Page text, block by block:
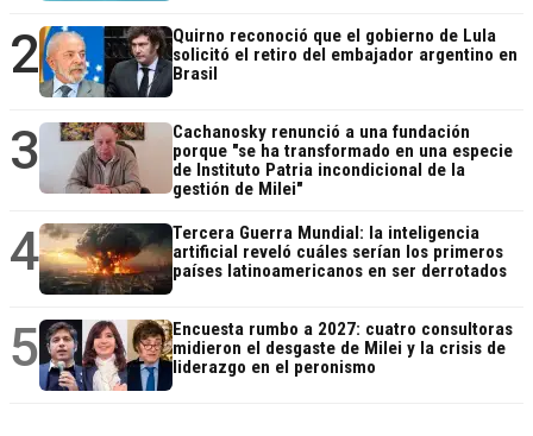
2
Quirno reconoció que el gobierno de Lula
solicitó el retiro del embajador argentino en
Brasil
3
Cachanosky renunció a una fundación
porque "se ha transformado en una especie
de Instituto Patria incondicional de la
gestión de Milei"
4
Tercera Guerra Mundial: la inteligencia
artificial reveló cuáles serían los primeros
países latinoamericanos en ser derrotados
5
Encuesta rumbo a 2027: cuatro consultoras
midieron el desgaste de Milei y la crisis de
liderazgo en el peronismo